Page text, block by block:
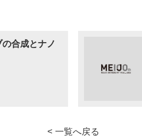
合成とナノ
< 一覧へ戻る